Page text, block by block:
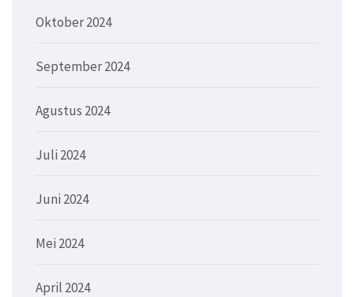
Oktober 2024
September 2024
Agustus 2024
Juli 2024
Juni 2024
Mei 2024
April 2024